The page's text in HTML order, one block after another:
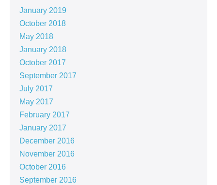
January 2019
October 2018
May 2018
January 2018
October 2017
September 2017
July 2017
May 2017
February 2017
January 2017
December 2016
November 2016
October 2016
September 2016